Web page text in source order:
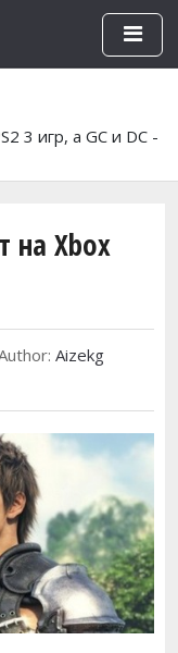
к основному
3 игр, а GC и DC -
на Xbox
Aizekg